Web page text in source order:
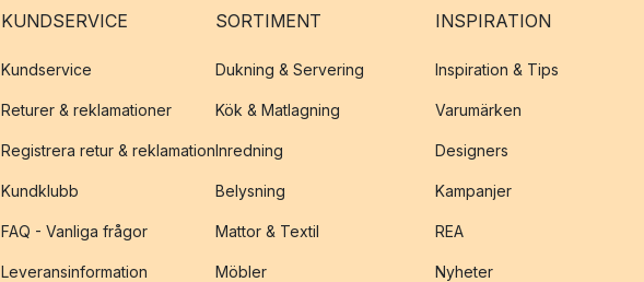
KUNDSERVICE
Kundservice
Returer & reklamationer
Registrera retur & reklamation
Kundklubb
FAQ - Vanliga frågor
Leveransinformation
SORTIMENT
Dukning & Servering
Kök & Matlagning
Inredning
Belysning
Mattor & Textil
Möbler
INSPIRATION
Inspiration & Tips
Varumärken
Designers
Kampanjer
REA
Nyheter